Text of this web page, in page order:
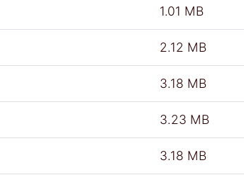
1.01 MB
2.12 MB
3.18 MB
3.23 MB
3.18 MB